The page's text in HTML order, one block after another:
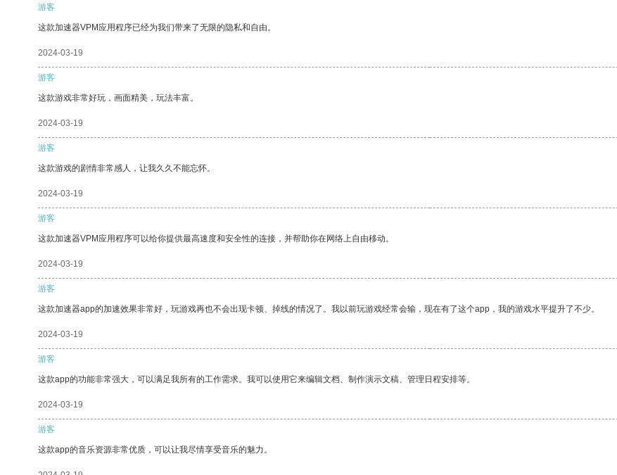
游客
这款加速器VPM应用程序已经为我们带来了无限的隐私和自由。
2024-03-19
游客
这款游戏非常好玩，画面精美，玩法丰富。
2024-03-19
游客
这款游戏的剧情非常感人，让我久久不能忘怀。
2024-03-19
游客
这款加速器VPM应用程序可以给你提供最高速度和安全性的连接，并帮助你在网络上自由移动。
2024-03-19
游客
这款加速器app的加速效果非常好，玩游戏再也不会出现卡顿、掉线的情况了。我以前玩游戏经常会输，现在有了这个app，我的游戏水平提升了不少。
2024-03-19
游客
这款app的功能非常强大，可以满足我所有的工作需求。我可以使用它来编辑文档、制作演示文稿、管理日程安排等。
2024-03-19
游客
这款app的音乐资源非常优质，可以让我尽情享受音乐的魅力。